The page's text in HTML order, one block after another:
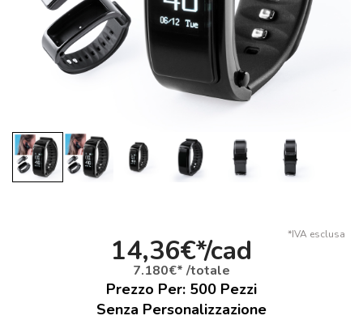
*IVA esclusa
14,36€*/cad
7.180€* /totale
Prezzo Per: 500 Pezzi
Senza Personalizzazione